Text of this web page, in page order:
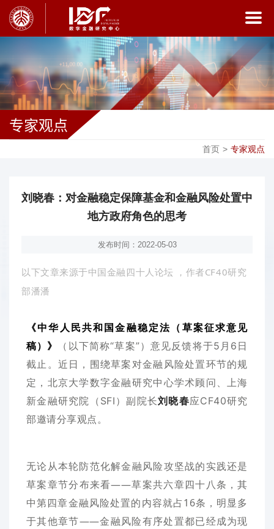
专家观点
首页 > 专家观点
刘晓春：对金融稳定保障基金和金融风险处置中
地方政府角色的思考
发布时间：2022-05-03
以下文章来源于中国金融四十人论坛 ，作者CF40研究
部潘潘
《中华人民共和国金融稳定法（草案征求意见
稿）》
（以下简称“草案”）意见反馈将于5月6日
截止。近日，围绕草案对金融风险处置环节的规
定，北京大学数字金融研究中心学术顾问、上海
新金融研究院（SFI）副院长刘晓春应CF40研究
部邀请分享观点。
无论从本轮防范化解金融风险攻坚战的实践还是
草案章节分布来看——草案共六章四十八条，其
中第四章金融风险处置的内容就占16条，明显多
于其他章节——金融风险有序处置都已经成为现